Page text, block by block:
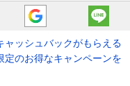
ャッシュバックがもらえる
定のお得なキャンペーンを